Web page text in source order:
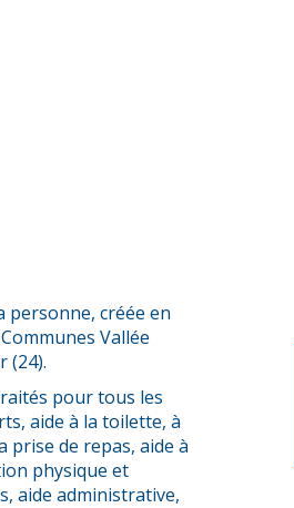
personne, créée en
Vallée
(24).
pour tous les
aide à la toilette, à
prise de repas, aide à
physique et
aide administrative,